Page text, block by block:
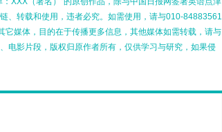
、转载和使用，违者必究。如需使用，请与010-84883561
它媒体，目的在于传播更多信息，其他媒体如需转载，请与
电影片段，版权归原作者所有，仅供学习与研究，如果侵